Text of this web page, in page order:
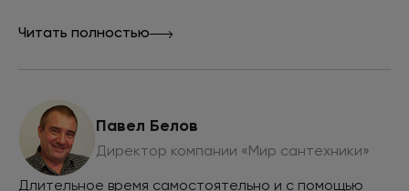
сайт в топ выдачи поисковых систем Яндекс и
Google по всем интересующим нас запросам и
Читать полностью
Павел Белов
Директор компании «Мир сантехники»
Длительное время самостоятельно и с помощью